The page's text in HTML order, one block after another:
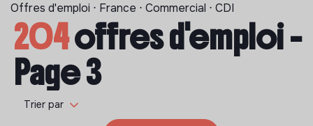
Offres d'emploi ⋅ France ⋅ Commercial ⋅ CDI
204offres d'emploi -
Page 3
Trier par